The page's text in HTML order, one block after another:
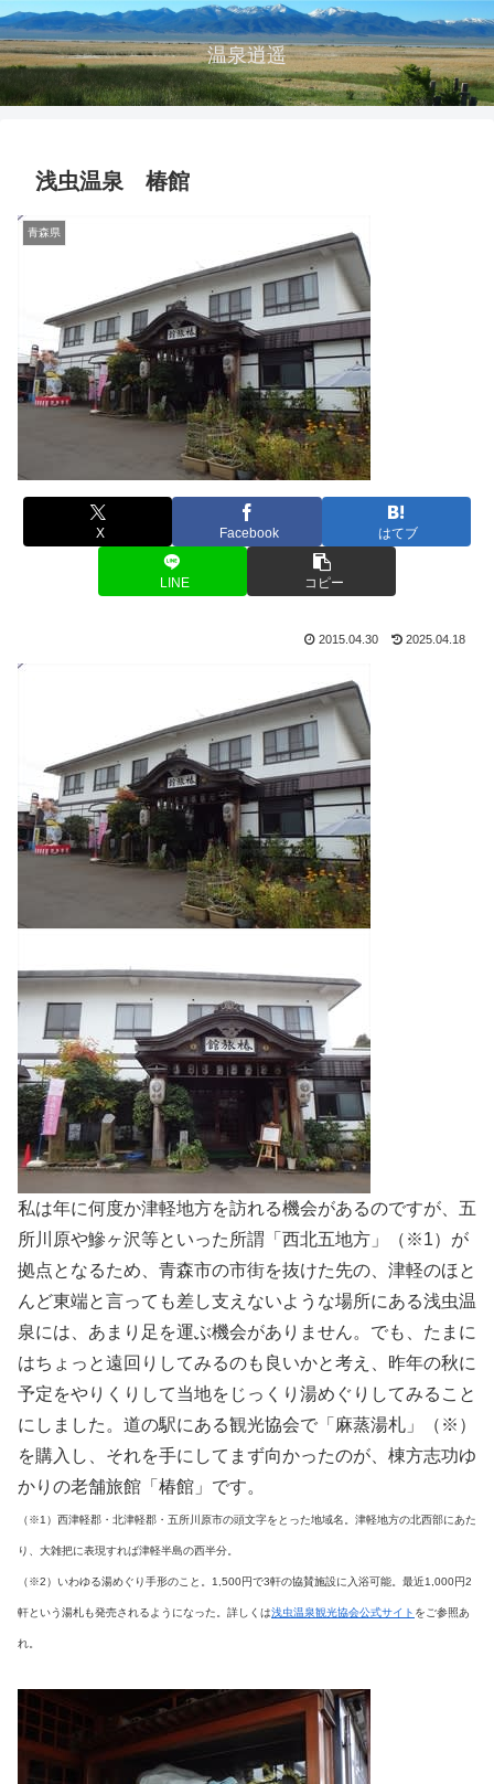
温泉逍遥
浅虫温泉 椿館
青森県
X Facebook はてブ
LINE コピー
2015.04.30 2025.04.18
私は年に何度か津軽地方を訪れる機会があるのですが、五
所川原や鰺ヶ沢等といった所謂「西北五地方」（※1）が
拠点となるため、青森市の市街を抜けた先の、津軽のほと
んど東端と言っても差し支えないような場所にある浅虫温
泉には、あまり足を運ぶ機会がありません。でも、たまに
はちょっと遠回りしてみるのも良いかと考え、昨年の秋に
予定をやりくりして当地をじっくり湯めぐりしてみること
にしました。道の駅にある観光協会で「麻蒸湯札」（※）
を購入し、それを手にしてまず向かったのが、棟方志功ゆ
かりの老舗旅館「椿館」です。
（※1）西津軽郡・北津軽郡・五所川原市の頭文字をとった地域名。津軽地方の北西部にあた
り、大雑把に表現すれば津軽半島の西半分。
（※2）いわゆる湯めぐり手形のこと。1,500円で3軒の協賛施設に入浴可能。最近1,000円2
軒という湯札も発売されるようになった。詳しくは浅虫温泉観光協会公式サイト をご参照あ
れ。